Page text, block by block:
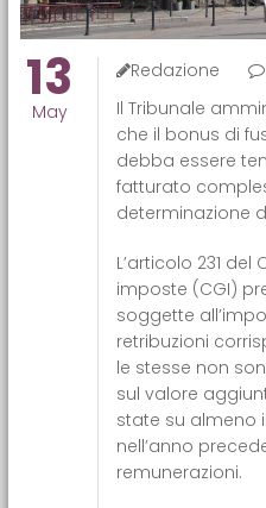
13
May
Redazione
Il Tribunale
che il bonus di
debba essere
fatturato
determinazione
L’articolo 231
imposte (CGI)
soggette
retribuzioni
le stesse non
sul valore
state su almeno
nell’anno
remunerazioni.